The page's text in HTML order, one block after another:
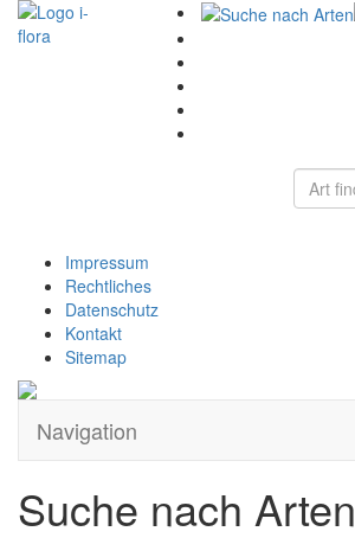
Impressum
Rechtliches
Datenschutz
Kontakt
Sitemap
Navigation
Suche nach Arten